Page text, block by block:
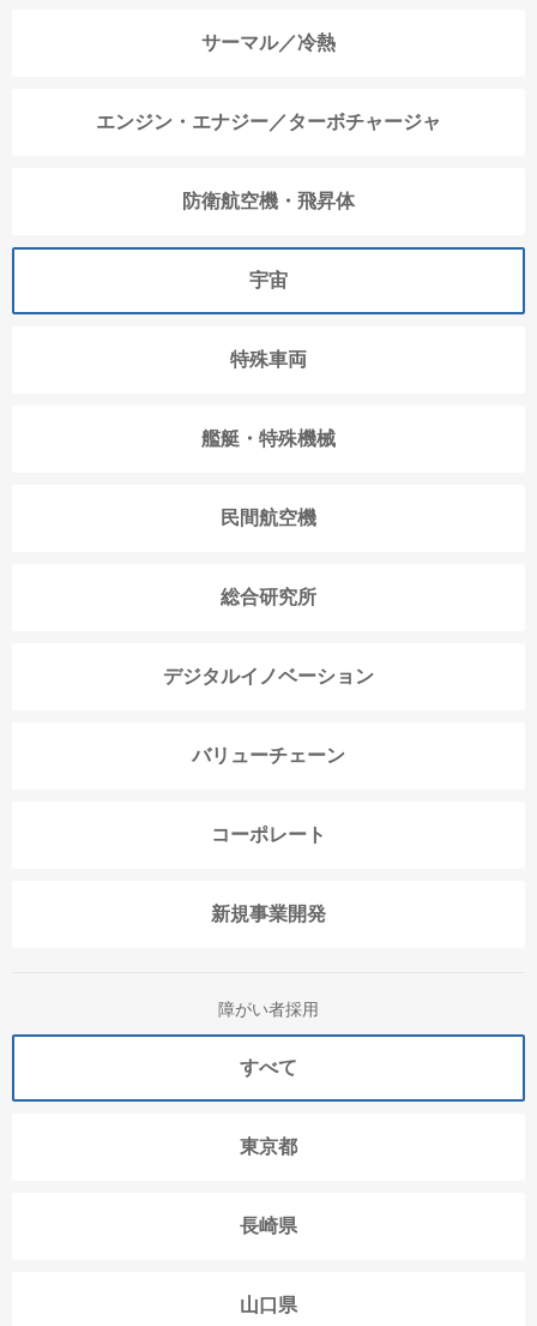
サーマル／冷熱
エンジン・エナジー／ターボチャージャ
防衛航空機・飛昇体
宇宙
特殊車両
艦艇・特殊機械
民間航空機
総合研究所
デジタルイノベーション
バリューチェーン
コーポレート
新規事業開発
障がい者採用
すべて
東京都
長崎県
山口県